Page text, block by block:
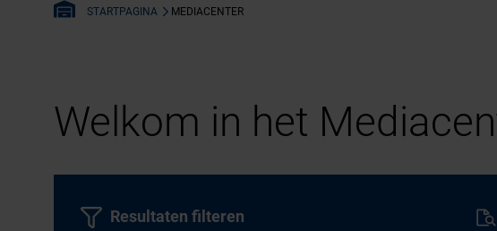
STARTPAGINA MEDIACENTER
Welkom in het
Resultaten filteren